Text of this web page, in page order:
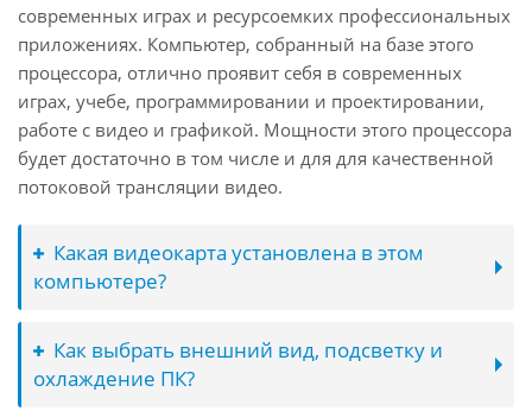
современных играх и ресурсоемких профессиональных
приложениях. Компьютер, собранный на базе этого
процессора, отлично проявит себя в современных
играх, учебе, программировании и проектировании,
работе с видео и графикой. Мощности этого процессора
будет достаточно в том числе и для для качественной
потоковой трансляции видео.
Какая видеокарта установлена в этом
компьютере?
Как выбрать внешний вид, подсветку и
охлаждение ПК?